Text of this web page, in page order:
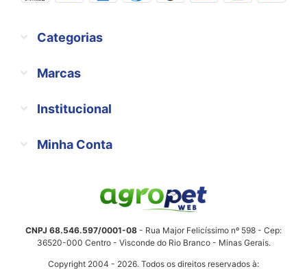
Categorias
Marcas
Institucional
Minha Conta
CNPJ 68.546.597/0001-08 - Rua Major Felicíssimo nº 598 - Cep:
36520-000 Centro - Visconde do Rio Branco - Minas Gerais.
Copyright 2004 - 2026. Todos os direitos reservados à: